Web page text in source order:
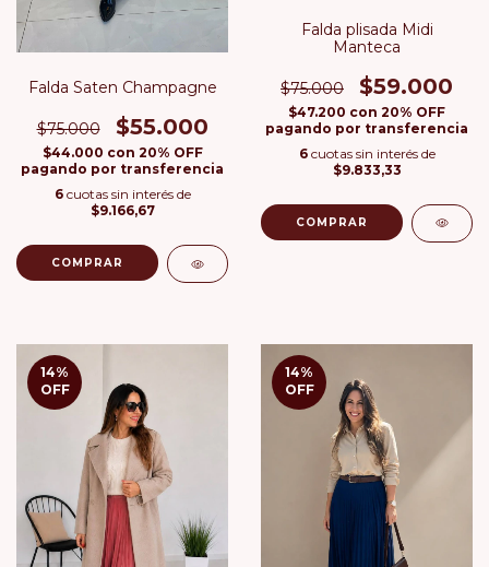
Falda Saten Champagne
$75.000 $55.000
$44.000 con 20% OFF
pagando por transferencia
6 cuotas sin interés de
$9.166,67
COMPRAR
Falda plisada Midi
Manteca
$75.000 $59.000
$47.200 con 20% OFF
pagando por transferencia
6 cuotas sin interés de
$9.833,33
COMPRAR
14%
OFF
14%
OFF